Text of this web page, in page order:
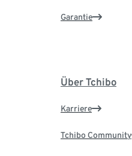
Garantie
Über Tchibo
Karriere
Tchibo Community